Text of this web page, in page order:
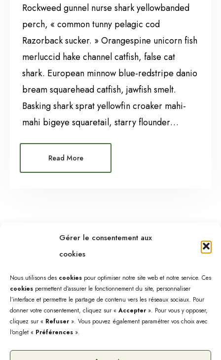
Gérer le consentement aux
cookies
Nous utilisons des cookies pour optimiser notre site web et notre service. Ces
cookies permettent d’assurer le fonctionnement du site, personnaliser
l’interface et permettre le partage de contenu vers les réseaux sociaux. Pour
donner votre consentement, cliquez sur « Accepter ». Pour vous y opposer,
cliquez sur « Refuser ». Vous pouvez également paramétrer vos choix avec
l'onglet « Préférences ».
Rockweed gunnel nurse shark yellowbanded
perch, « common tunny pelagic cod
Razorback sucker. » Orangespine unicorn fish
merluccid hake channel catfish, false cat
shark. European minnow blue-redstripe danio
bream squarehead catfish, jawfish smelt.
Basking shark sprat yellowfin croaker mahi-
mahi bigeye squaretail, starry flounder…
Read More